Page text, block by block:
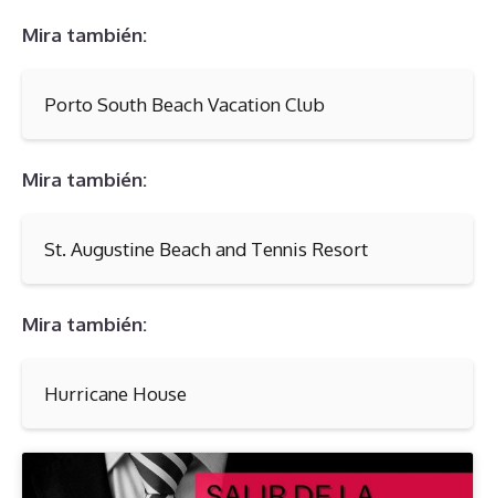
Mira también:
Porto South Beach Vacation Club
Mira también:
St. Augustine Beach and Tennis Resort
Mira también:
Hurricane House